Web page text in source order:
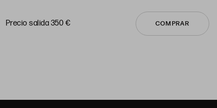
Precio salida 350 € COMPRAR